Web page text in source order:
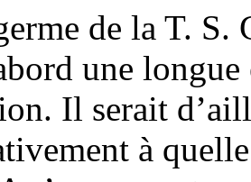
de la T. S.
une
Il serait
à